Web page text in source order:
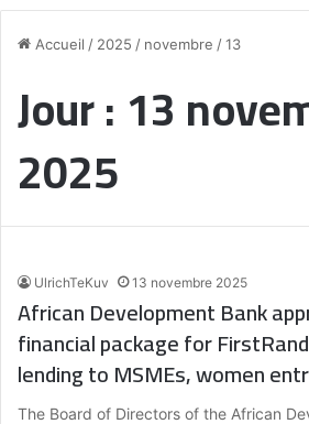
Accueil / 2025 / novembre /13
Jour :13
2025
UlrichTeKuv 13 novembre 2025
African Development Bank
financial package for
lending to MSMEs, women
agribusinesses in South Africa
The Board of Directors of the African